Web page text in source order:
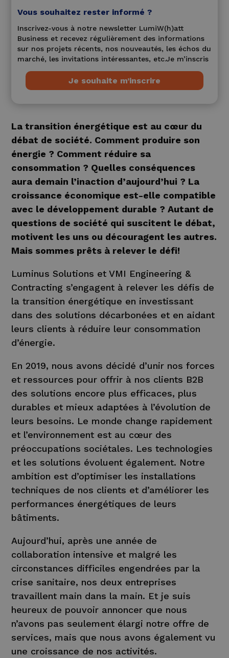
Vous souhaitez rester informé ?
Inscrivez-vous à notre newsletter LumiW(h)att
Business et recevez régulièrement des informations
sur nos projets récents, nos nouveautés, les échos du
marché, les invitations intéressantes, etc.Je m’inscris
Je souhaite m’inscrire
La transition énergétique est au cœur du
débat de société. Comment produire son
énergie ? Comment réduire sa
consommation ? Quelles conséquences
aura demain l’inaction d’aujourd’hui ? La
croissance économique est-elle compatible
avec le développement durable ? Autant de
questions de société qui suscitent le débat,
motivent les uns ou découragent les autres.
Mais sommes prêts à relever le défi!
Luminus Solutions et VMI Engineering &
Contracting s’engagent à relever les défis de
la transition énergétique en investissant
dans des solutions décarbonées et en aidant
leurs clients à réduire leur consommation
d’énergie.
En 2019, nous avons décidé d’unir nos forces
et ressources pour offrir à nos clients B2B
des solutions encore plus efficaces, plus
durables et mieux adaptées à l’évolution de
leurs besoins. Le monde change rapidement
et l’environnement est au cœur des
préoccupations sociétales. Les technologies
et les solutions évoluent également. Notre
ambition est d’optimiser les installations
techniques de nos clients et d’améliorer les
performances énergétiques de leurs
bâtiments.
Aujourd’hui, après une année de
collaboration intensive et malgré les
circonstances difficiles engendrées par la
crise sanitaire, nos deux entreprises
travaillent main dans la main. Et je suis
heureux de pouvoir annoncer que nous
n’avons pas seulement élargi notre offre de
services, mais que nous avons également vu
une croissance de nos activités.